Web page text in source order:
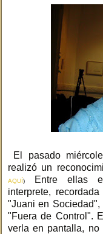
El pasado
realizó un
AQUÍ)
Entre ellas
interprete,
"Juani en
"Fuera de Control".
verla en pantalla, no